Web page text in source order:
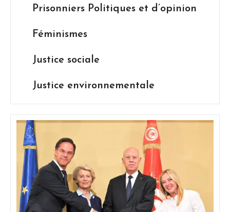
Prisonniers Politiques et d’opinion
Féminismes
Justice sociale
Justice environnementale